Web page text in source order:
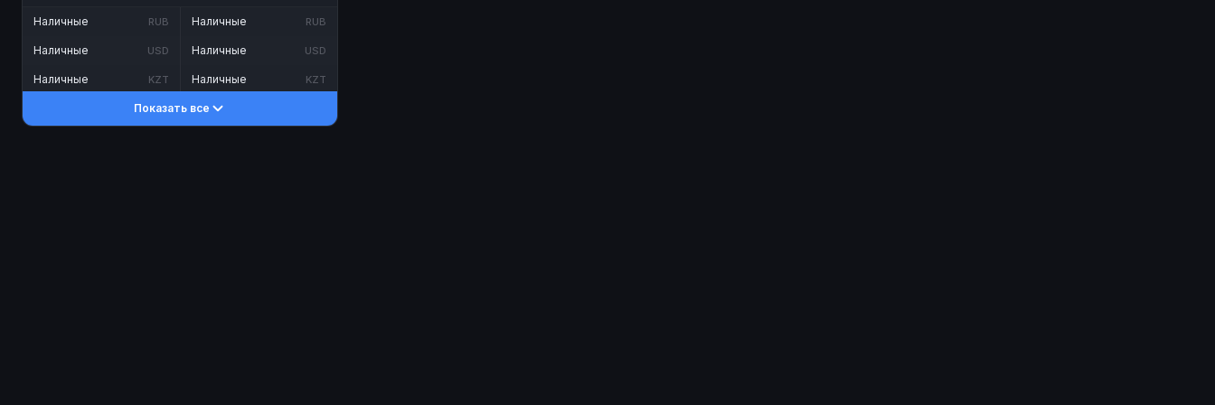
Наличные RUB
Наличные USD
Наличные KZT
Наличные RUB
Наличные USD
Наличные KZT
Показать все